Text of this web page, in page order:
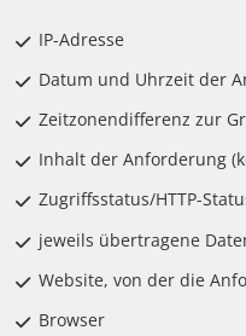
IP-Adresse
Datum und Uhrzeit der
Zeitzonendifferenz zur
Inhalt der Anforderung
Zugriffsstatus/HTTP-
jeweils übertragene
Website, von der die
Browser